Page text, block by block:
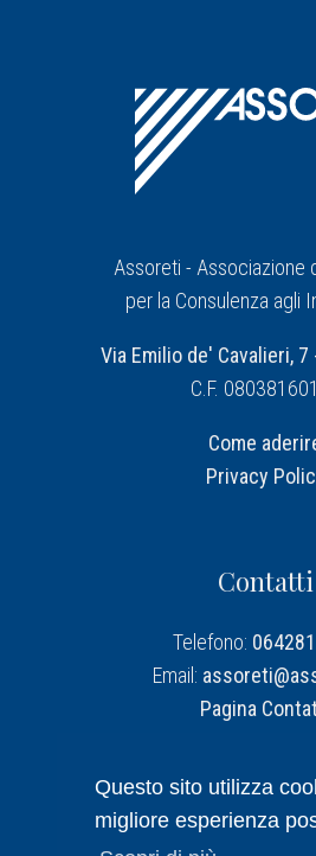
Questo sito utilizza
migliore esperienza
Assoreti - Associazione
per la Consulenza agli
Via Emilio de' Cavalieri, 7
C.F.
Come
Privacy
Contatti
Telefono:
Email:
Pagina